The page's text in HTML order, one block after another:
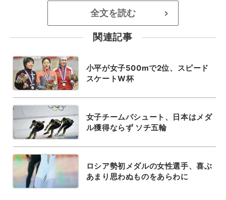
全文を読む >
関連記事
小平が女子500mで2位、スピード
スケートW杯
女子チームパシュート、日本はメダ
ル獲得ならず ソチ五輪
ロシア勢初メダルの女性選手、喜ぶ
あまり思わぬものをあらわに